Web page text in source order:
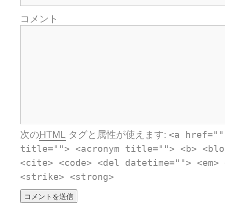
コメント
次のHTML タグと属性が使えます: <a
title=""> <acronym title=""> <b>
<cite> <code> <del datetime="">
<strike> <strong>